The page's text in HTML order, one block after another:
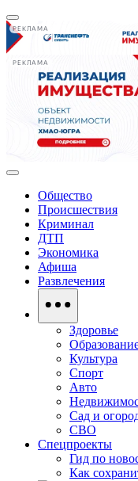
РЕКЛАМА
РЕКЛАМА
Общество
Происшествия
Криминал
ДТП
Экономика
Афиша
Развлечения
Здоровье
Культура
Спорт
Авто
Сад и
СВО
Спецпроекты
Гид по
Как